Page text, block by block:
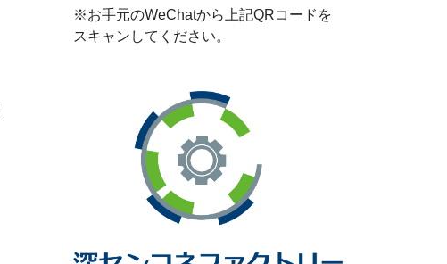
※お手元のWeChatから上記QRコードを
スキャンしてください。